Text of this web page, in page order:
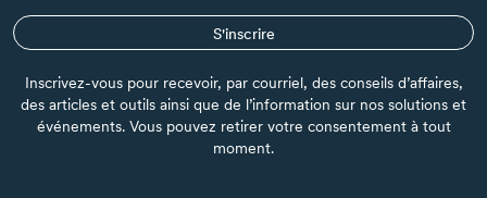
S'inscrire
Inscrivez-vous pour recevoir, par courriel, des conseils d’affaires,
des articles et outils ainsi que de l’information sur nos solutions et
événements. Vous pouvez retirer votre consentement à tout
moment.